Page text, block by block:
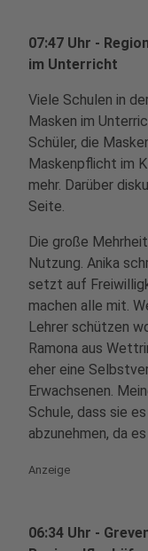
07:47 Uhr -
im Unterricht
Viele Schulen in
Masken im
Schüler, die
Maskenpflicht im
mehr. Darüber
Seite.
Die große
Nutzung. Anika
setzt auf
machen alle mit.
Lehrer schützen
Ramona aus
eher eine
Erwachsenen.
Schule, dass sie
abzunehmen, da
Anzeige
06:34 Uhr -